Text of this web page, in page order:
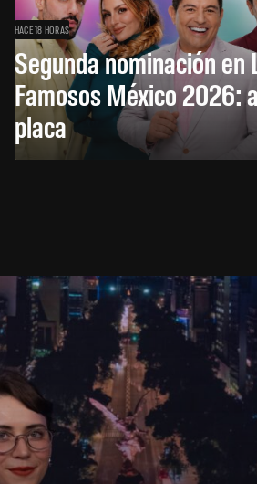
HACE 18 HORAS
Segunda nominación en
Famosos México 2026:
placa